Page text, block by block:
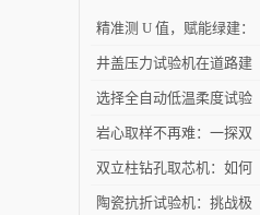
精准测 U 值，赋能绿建：
上海乐傲的传热系数测量
仪守护建筑节能底线
井盖压力试验机在道路建
设中的作用是什么？
选择全自动低温柔度试验
仪，需要注意哪些事项？
岩心取样不再难：一探双
立柱钻孔取芯机的奥秘
双立柱钻孔取芯机：如何
提高地质取样的精确度与
陶瓷抗折试验机：挑战极